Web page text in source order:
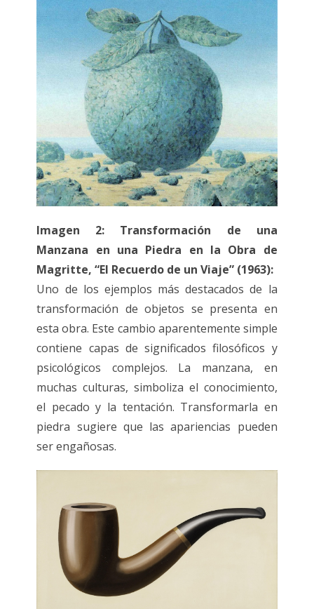
Imagen 2: Transformación de una
Manzana en una Piedra en la Obra de
Magritte, “El Recuerdo de un Viaje” (1963):
Uno de los ejemplos más destacados de la
transformación de objetos se presenta en
esta obra. Este cambio aparentemente simple
contiene capas de significados filosóficos y
psicológicos complejos. La manzana, en
muchas culturas, simboliza el conocimiento,
el pecado y la tentación. Transformarla en
piedra sugiere que las apariencias pueden
ser engañosas.